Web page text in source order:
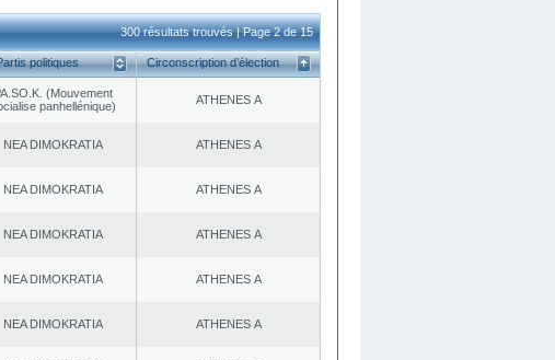
300 résultats trouvés | Page 2 de 15
politiques Circonscription d’élection
(Mouvement
panhellénique)
ATHENES Α
NEA DΙMOKRATIA ATHENES Α
NEA DΙMOKRATIA ATHENES Α
NEA DΙMOKRATIA ATHENES Α
NEA DΙMOKRATIA ATHENES Α
NEA DΙMOKRATIA ATHENES Α